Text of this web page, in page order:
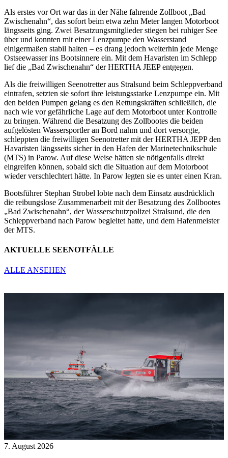
Als erstes vor Ort war das in der Nähe fahrende Zollboot „Bad
Zwischenahn“, das sofort beim etwa zehn Meter langen Motorboot
längsseits ging. Zwei Besatzungsmitglieder stiegen bei ruhiger See
über und konnten mit einer Lenzpumpe den Wasserstand
einigermaßen stabil halten – es drang jedoch weiterhin jede Menge
Ostseewasser ins Bootsinnere ein. Mit dem Havaristen im Schlepp
lief die „Bad Zwischenahn“ der HERTHA JEEP entgegen.
Als die freiwilligen Seenotretter aus Stralsund beim Schleppverband
eintrafen, setzten sie sofort ihre leistungsstarke Lenzpumpe ein. Mit
den beiden Pumpen gelang es den Rettungskräften schließlich, die
nach wie vor gefährliche Lage auf dem Motorboot unter Kontrolle
zu bringen. Während die Besatzung des Zollbootes die beiden
aufgelösten Wassersportler an Bord nahm und dort versorgte,
schleppten die freiwilligen Seenotretter mit der HERTHA JEPP den
Havaristen längsseits sicher in den Hafen der Marinetechnikschule
(MTS) in Parow. Auf diese Weise hätten sie nötigenfalls direkt
eingreifen können, sobald sich die Situation auf dem Motorboot
wieder verschlechtert hätte. In Parow legten sie es unter einen Kran.
Bootsführer Stephan Strobel lobte nach dem Einsatz ausdrücklich
die reibungslose Zusammenarbeit mit der Besatzung des Zollbootes
„Bad Zwischenahn“, der Wasserschutzpolizei Stralsund, die den
Schleppverband nach Parow begleitet hatte, und dem Hafenmeister
der MTS.
AKTUELLE SEENOTFÄLLE
ALLE ANSEHEN
7. August 2026